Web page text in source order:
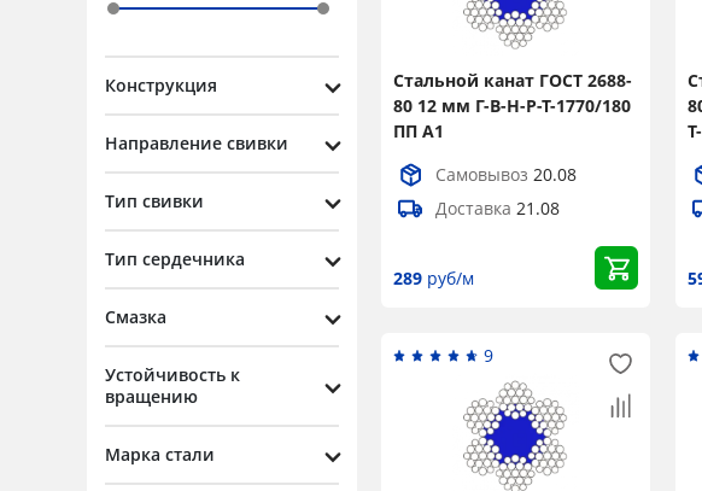
8,1
8,32
8,6
92
9,62
9,72
10,5
11
11,52
134
Конструкция
Направление свивки
Тип свивки
Тип сердечника
Смазка
Устойчивость к
вращению
Марка стали
Стальной канат ГОСТ 2688-
80 12 мм Г-В-Н-Р-Т-1770/180
ПП А1
Самовывоз 20.08
Доставка 21.08
289 руб/м
9